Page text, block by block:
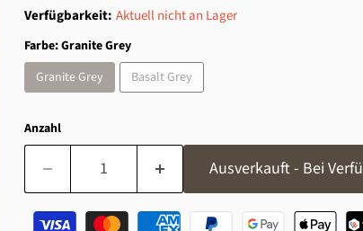
Verfügbarkeit: Aktuell nicht an Lager
Farbe:Granite Grey
Granite Grey
Basalt Grey
Anzahl
Ausverkauft - Bei